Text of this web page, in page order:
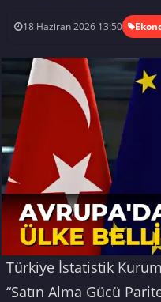
18 Haziran 2026 13:50
Türkiye İstatistik
“Satın Alma Gücü